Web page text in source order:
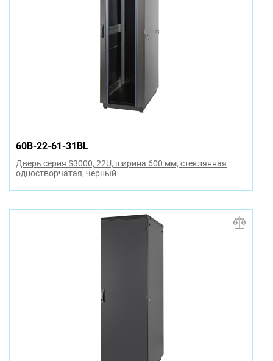
60B-22-61-31BL
Дверь серия S3000, 22U, ширина 600 мм, стеклянная
одностворчатая, черный